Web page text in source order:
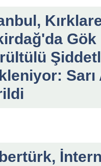
Gök
Sarı